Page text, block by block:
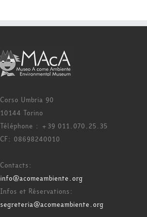
Corso Umbria 90
10144 Torino
Téléphone : +39 011.070.25.35
CF: 08698240010
Contacts:
info@acomeambiente.org
Infos et Réservations:
segreteria@acomeambiente.org